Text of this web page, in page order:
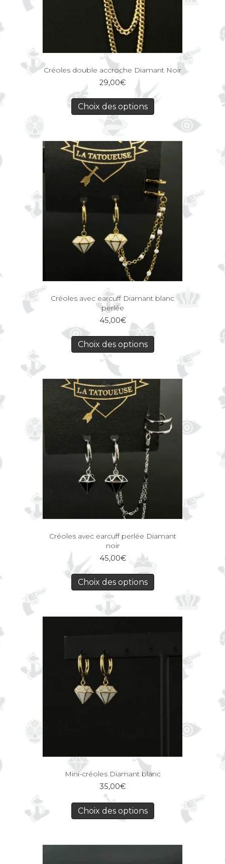
Créoles double accroche Diamant Noir
29,00€
Choix des options
Créoles avec earcuff Diamant blanc
perlée
45,00€
Choix des options
Créoles avec earcuff perlée Diamant
noir
45,00€
Choix des options
Mini-créoles Diamant blanc
35,00€
Choix des options